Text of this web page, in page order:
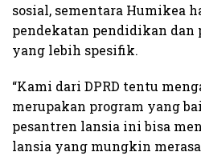
sosial, sementara Humikea
pendekatan pendidikan dan
yang lebih spesifik.
“Kami dari DPRD tentu
merupakan program yang
pesantren lansia ini bisa
lansia yang mungkin